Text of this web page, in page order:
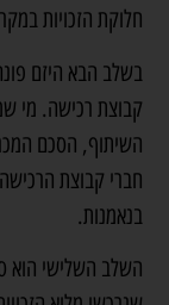
חלוקת הזכויות
בשלב הבא היזם
קבוצת רכישה. מי
השיתוף, הסכם
חברי קבוצת
בנאמנות.
השלב השלישי הוא